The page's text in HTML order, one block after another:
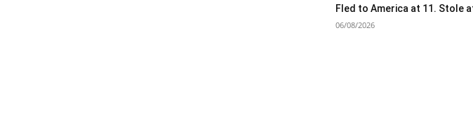
Fled to America at 11. Stole
06/08/2026